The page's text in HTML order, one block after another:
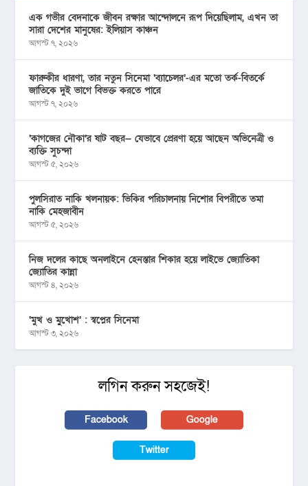
এক গভীর বেদনাকে জীবন রক্ষার আন্দোলনে রূপ দিয়েছিলাম, এখন তা
সারা দেশের মানুষের: ইলিয়াস কাঞ্চন
আগস্ট ৭, ২০২৬
ফারুকীর ধারণা, তার নতুন সিনেমা ‘ব্যাচেলর’-এর মতো তর্ক-বিতর্কে
জাতিকে দুই ভাগে বিভক্ত করতে পারে
আগস্ট ৭, ২০২৬
‘কাগজের নৌকা’র ষাট বছর— যেভাবে প্রেরণা হয়ে আছেন অভিনেত্রী ও
ব্যক্তি সুচন্দা
আগস্ট ৫, ২০২৬
পুলসিরাত নাকি খলনায়ক: ভিকির পরিচালনায় নিশোর বিপরীতে তমা
নাকি মেহজাবীন
আগস্ট ৫, ২০২৬
নিজ দলের কাছে অনলাইনে হেনস্তার শিকার হয়ে লাইভে জ্যোতিকা
জ্যোতির কান্না
আগস্ট ৪, ২০২৬
‘মুখ ও মু্খোশ’ : স্বপ্নের সিনেমা
আগস্ট ৩, ২০২৬
লগিন করুন সহজেই!
Facebook Google
Twitter